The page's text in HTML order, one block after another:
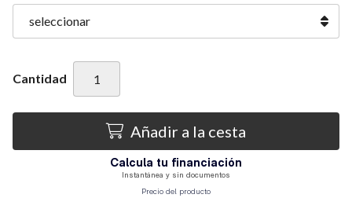
Cantidad
Añadir a la cesta